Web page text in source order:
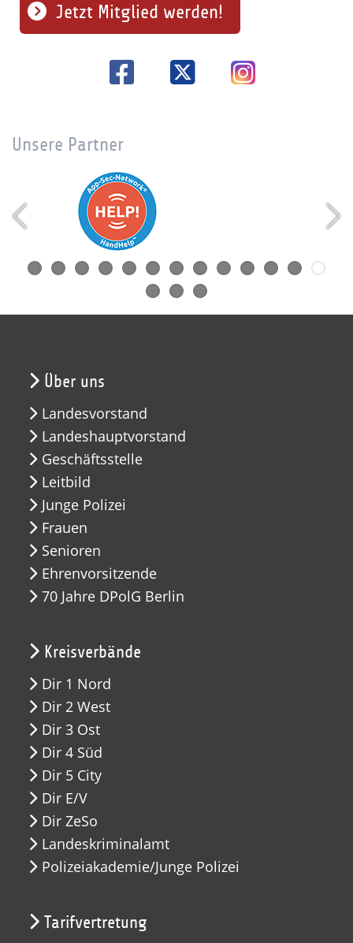
Jetzt Mitglied werden!
Unsere Partner
Über uns
Landesvorstand
Landeshauptvorstand
Geschäftsstelle
Leitbild
Junge Polizei
Frauen
Senioren
Ehrenvorsitzende
70 Jahre DPolG Berlin
Kreisverbände
Dir 1 Nord
Dir 2 West
Dir 3 Ost
Dir 4 Süd
Dir 5 City
Dir E/V
Dir ZeSo
Landeskriminalamt
Polizeiakademie/Junge Polizei
Tarifvertretung